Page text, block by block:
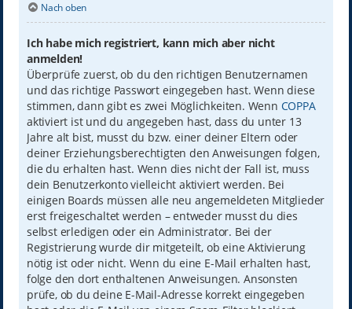
Nach oben
Ich habe mich registriert, kann mich aber nicht
anmelden!
Überprüfe zuerst, ob du den richtigen Benutzernamen
und das richtige Passwort eingegeben hast. Wenn diese
stimmen, dann gibt es zwei Möglichkeiten. Wenn COPPA
aktiviert ist und du angegeben hast, dass du unter 13
Jahre alt bist, musst du bzw. einer deiner Eltern oder
deiner Erziehungsberechtigten den Anweisungen folgen,
die du erhalten hast. Wenn dies nicht der Fall ist, muss
dein Benutzerkonto vielleicht aktiviert werden. Bei
einigen Boards müssen alle neu angemeldeten Mitglieder
erst freigeschaltet werden – entweder musst du dies
selbst erledigen oder ein Administrator. Bei der
Registrierung wurde dir mitgeteilt, ob eine Aktivierung
nötig ist oder nicht. Wenn du eine E-Mail erhalten hast,
folge den dort enthaltenen Anweisungen. Ansonsten
prüfe, ob du deine E-Mail-Adresse korrekt eingegeben